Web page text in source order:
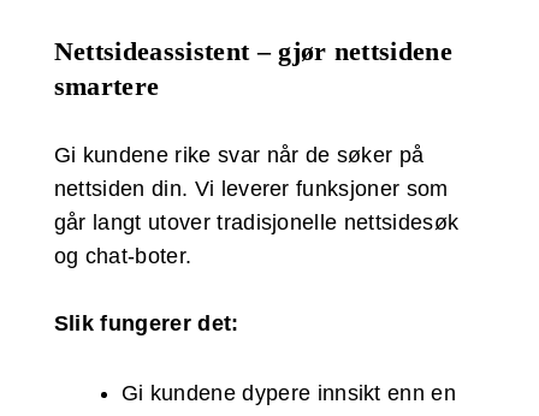
Nettsideassistent – gjør nettsidene
smartere
Gi kundene rike svar når de søker på
nettsiden din. Vi leverer funksjoner som
går langt utover tradisjonelle nettsidesøk
og chat-boter.
Slik fungerer det:
Gi kundene dypere innsikt enn en